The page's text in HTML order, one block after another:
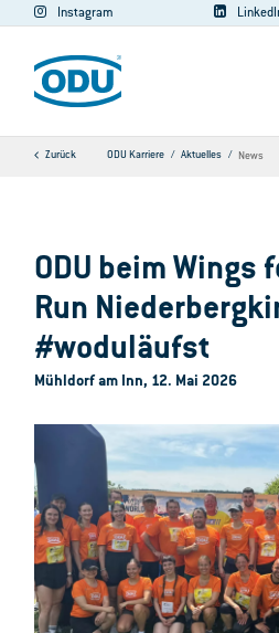
Instagram
Zurück ODU Karriere Aktuelles News
ODU beim Wings
Run
#woduläufst
Mühldorf am Inn, 12. Mai 2026